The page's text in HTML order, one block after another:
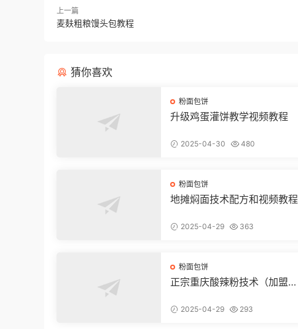
上一篇
麦麸粗粮馒头包教程
猜你喜欢
粉面包饼
升级鸡蛋灌饼教学视频教程
2025-04-30 480
粉面包饼
地摊焖面技术配方和视频教程
2025-04-29 363
粉面包饼
正宗重庆酸辣粉技术（加盟店
2025-04-29 293